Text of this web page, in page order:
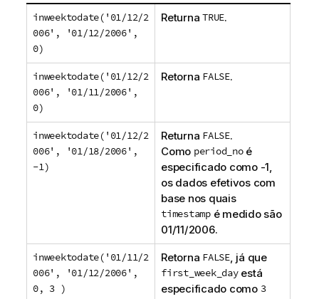
inweektodate('01/12/2
006', '01/12/2006',
0)
Returna TRUE.
inweektodate('01/12/2
006', '01/11/2006',
0)
Retorna FALSE.
inweektodate('01/12/2
006', '01/18/2006',
-1)
Returna FALSE.
Como period_noé
especificado como -1,
os dados efetivos com
base nos quais
timestampé medido são
01/11/2006.
inweektodate('01/11/2
006', '01/12/2006',
0, 3 )
Retorna FALSE, já que
first_week_dayestá
especificado como 3